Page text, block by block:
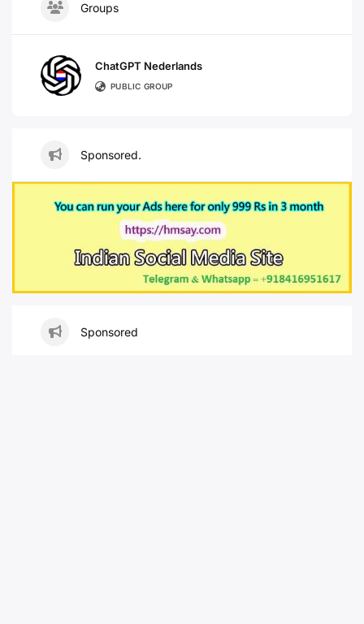
Groups
ChatGPT Nederlands
PUBLIC GROUP
Sponsored.
Sponsored